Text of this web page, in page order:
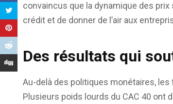
convaincus que la dynamique des
crédit et de donner de l’air aux
Des résultats qui
Au-delà des politiques monétaires,
Plusieurs poids lourds du CAC 40 ont